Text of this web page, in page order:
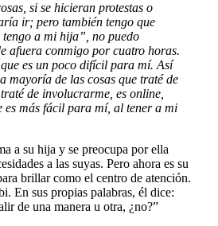
si se hicieran protestas o
ir; pero también tengo que
tengo a mi hija”, no puedo
afuera conmigo por cuatro horas.
es un poco difícil para mí. Así
mayoría de las cosas que traté de
de involucrarme, es online,
es más fácil para mí, al tener a mi
a su hija y se preocupa por ella
a las suyas. Pero ahora es su
brillar como el centro de atención.
En sus propias palabras, él dice:
de una manera u otra, ¿no?”